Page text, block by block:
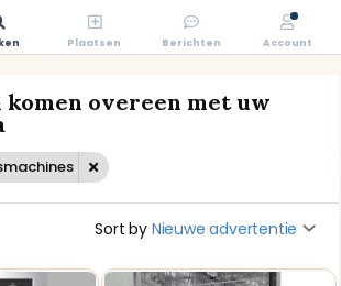
overeen met uw
Sort by Nieuwe advertentie
Plaatsen Berichten Account